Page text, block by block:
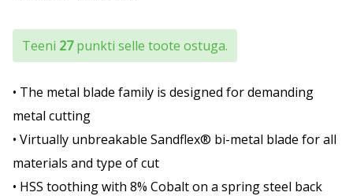
Teeni 27punkti selle toote ostuga.
• The metal blade family is designed for demanding
metal cutting
• Virtually unbreakable Sandflex® bi-metal blade for all
materials and type of cut
• HSS toothing with 8% Cobalt on a spring steel back